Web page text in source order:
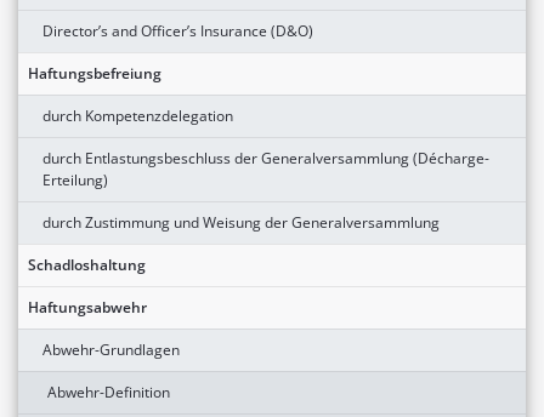
Director’s and Officer’s Insurance (D&O)
Haftungsbefreiung
durch Kompetenzdelegation
durch Entlastungsbeschluss der Generalversammlung (Décharge-
Erteilung)
durch Zustimmung und Weisung der Generalversammlung
Schadloshaltung
Haftungsabwehr
Abwehr-Grundlagen
Abwehr-Definition